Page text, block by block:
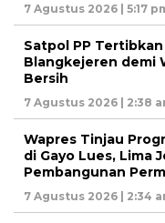
7 Agustus 2026 | 5:17
Satpol PP
Blangkejeren demi
Bersih
7 Agustus 2026 | 2:38
Wapres Tinjau
di Gayo Lues, Lima
Pembangunan
7 Agustus 2026 | 2:34